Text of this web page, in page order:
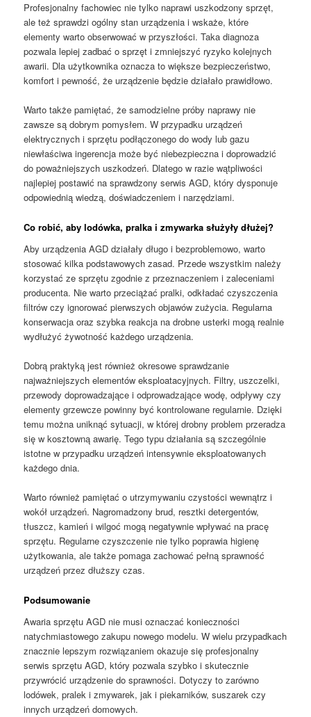
Profesjonalny fachowiec nie tylko naprawi uszkodzony sprzęt,
ale też sprawdzi ogólny stan urządzenia i wskaże, które
elementy warto obserwować w przyszłości. Taka diagnoza
pozwala lepiej zadbać o sprzęt i zmniejszyć ryzyko kolejnych
awarii. Dla użytkownika oznacza to większe bezpieczeństwo,
komfort i pewność, że urządzenie będzie działało prawidłowo.
Warto także pamiętać, że samodzielne próby naprawy nie
zawsze są dobrym pomysłem. W przypadku urządzeń
elektrycznych i sprzętu podłączonego do wody lub gazu
niewłaściwa ingerencja może być niebezpieczna i doprowadzić
do poważniejszych uszkodzeń. Dlatego w razie wątpliwości
najlepiej postawić na sprawdzony serwis AGD, który dysponuje
odpowiednią wiedzą, doświadczeniem i narzędziami.
Co robić, aby lodówka, pralka i zmywarka służyły dłużej?
Aby urządzenia AGD działały długo i bezproblemowo, warto
stosować kilka podstawowych zasad. Przede wszystkim należy
korzystać ze sprzętu zgodnie z przeznaczeniem i zaleceniami
producenta. Nie warto przeciążać pralki, odkładać czyszczenia
filtrów czy ignorować pierwszych objawów zużycia. Regularna
konserwacja oraz szybka reakcja na drobne usterki mogą realnie
wydłużyć żywotność każdego urządzenia.
Dobrą praktyką jest również okresowe sprawdzanie
najważniejszych elementów eksploatacyjnych. Filtry, uszczelki,
przewody doprowadzające i odprowadzające wodę, odpływy czy
elementy grzewcze powinny być kontrolowane regularnie. Dzięki
temu można uniknąć sytuacji, w której drobny problem przeradza
się w kosztowną awarię. Tego typu działania są szczególnie
istotne w przypadku urządzeń intensywnie eksploatowanych
każdego dnia.
Warto również pamiętać o utrzymywaniu czystości wewnątrz i
wokół urządzeń. Nagromadzony brud, resztki detergentów,
tłuszcz, kamień i wilgoć mogą negatywnie wpływać na pracę
sprzętu. Regularne czyszczenie nie tylko poprawia higienę
użytkowania, ale także pomaga zachować pełną sprawność
urządzeń przez dłuższy czas.
Podsumowanie
Awaria sprzętu AGD nie musi oznaczać konieczności
natychmiastowego zakupu nowego modelu. W wielu przypadkach
znacznie lepszym rozwiązaniem okazuje się profesjonalny
serwis sprzętu AGD, który pozwala szybko i skutecznie
przywrócić urządzenie do sprawności. Dotyczy to zarówno
lodówek, pralek i zmywarek, jak i piekarników, suszarek czy
innych urządzeń domowych.